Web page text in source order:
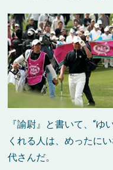
『諭尉』と書いて、“
くれる人は、めったに
代さんだ。